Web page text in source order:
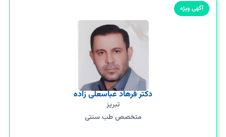
آگهی ویژه
دکتر فرهاد عباسعلی زاده
تبریز
متخصص طب سنتی